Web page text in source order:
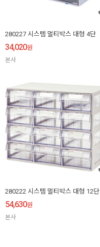
280227 시스템 멀티박스 대형 4단
34,020원
본사
280222 시스템 멀티박스 대형 12단
54,630원
본사